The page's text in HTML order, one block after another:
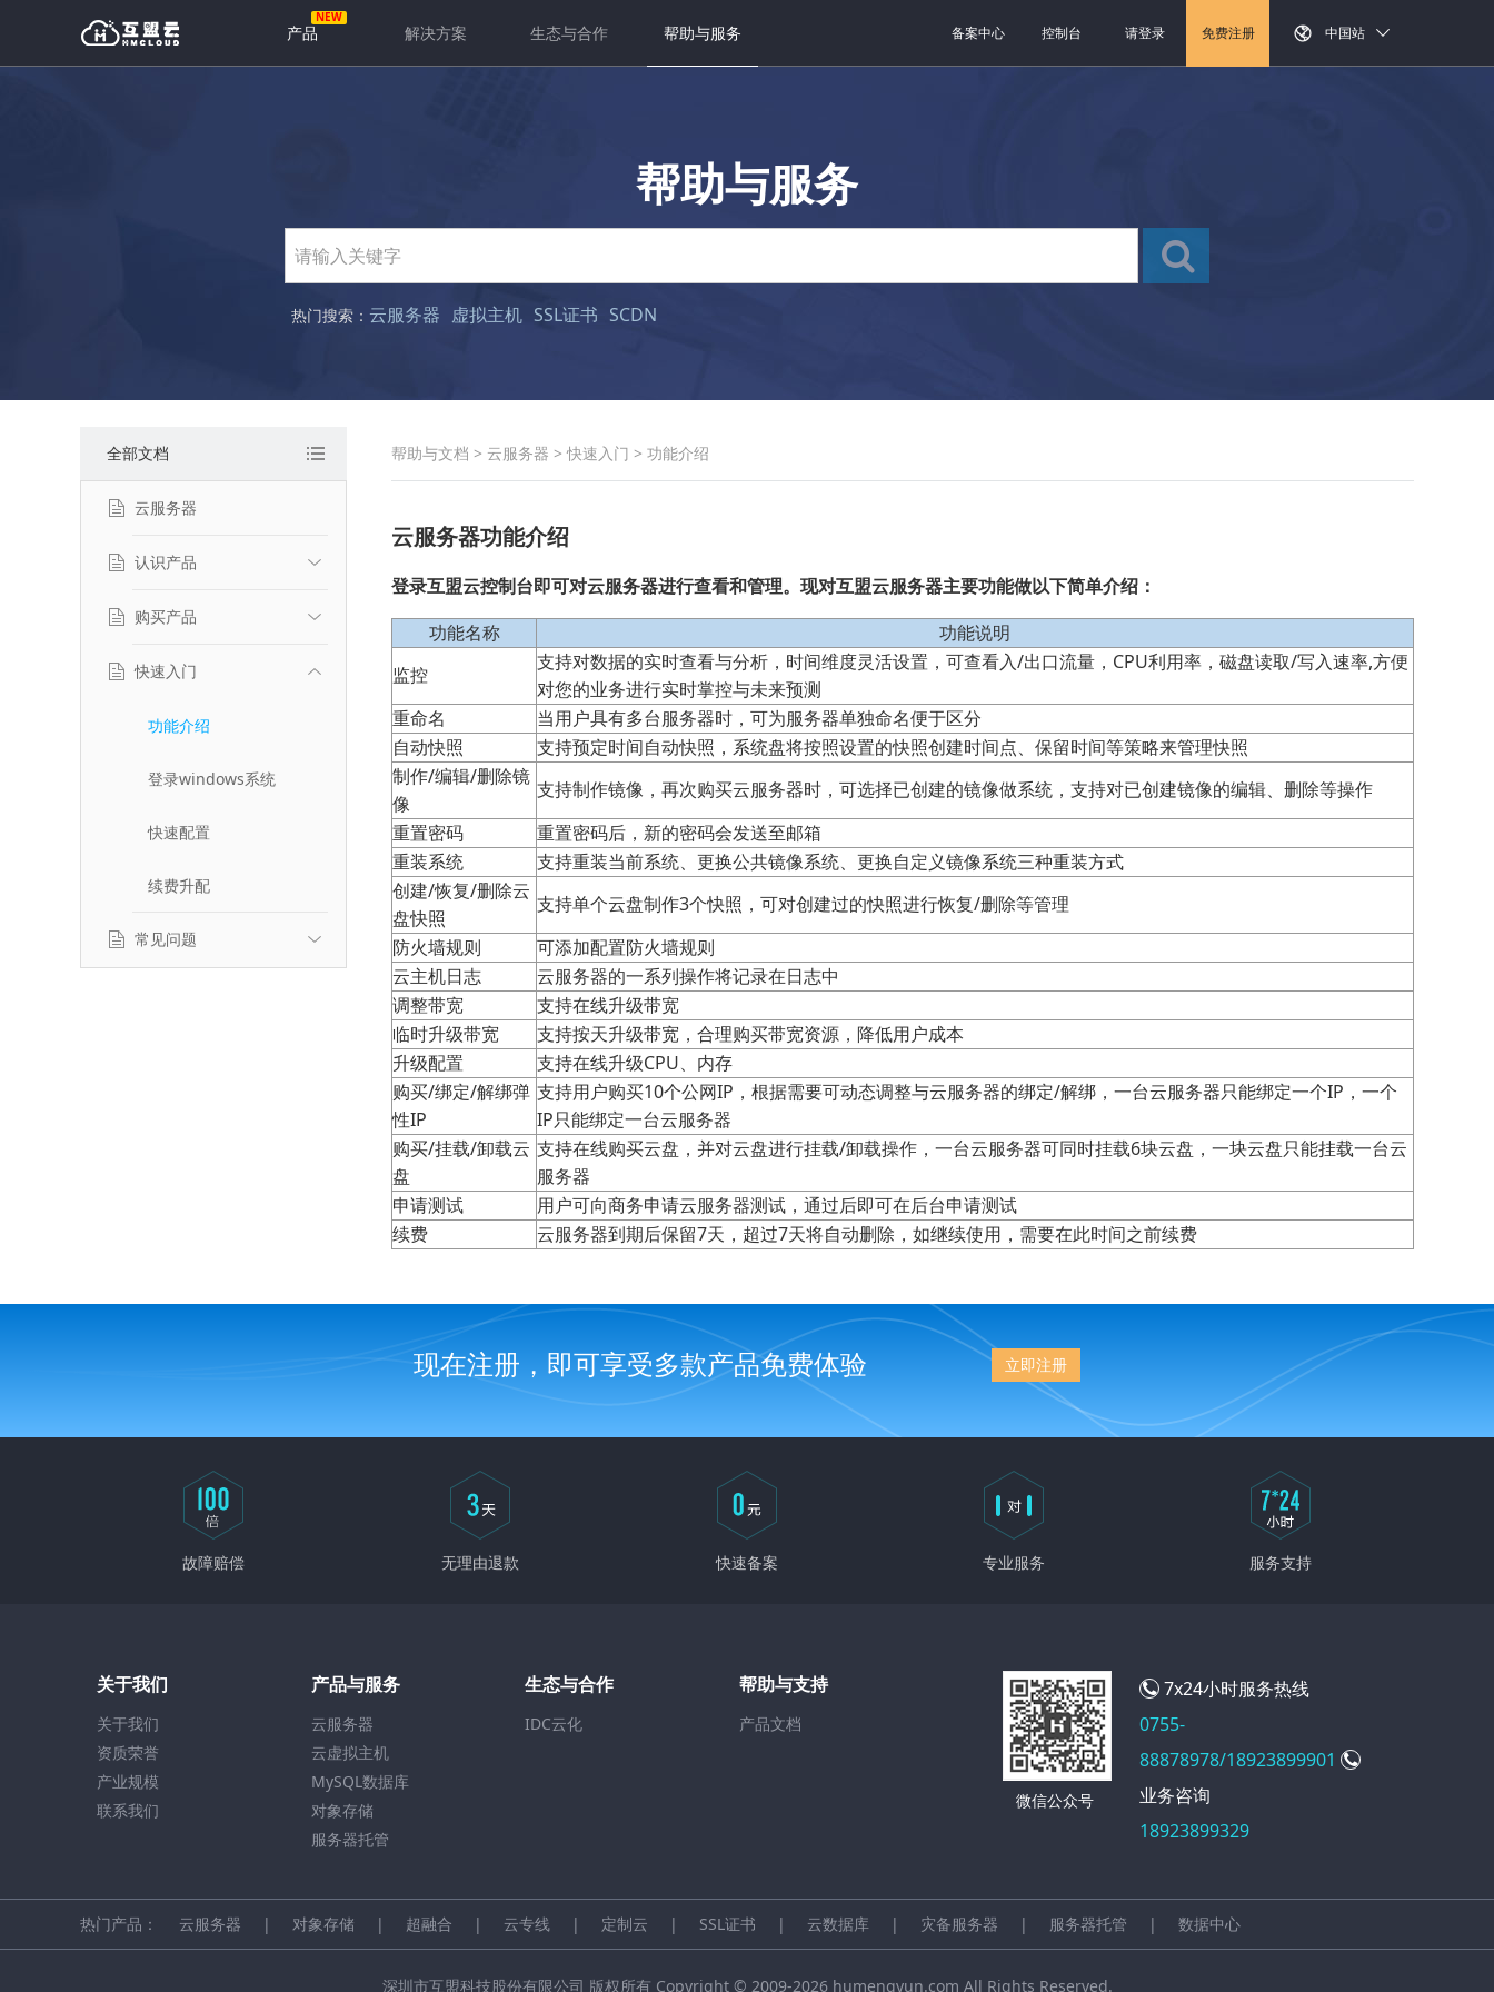
产品 解决方案 生态与合作 帮助与服务 中国站
备案中心 控制台 请登录 免费注册
帮助与服务
热门搜索： 云服务器 虚拟主机 SSL证书 SCDN
全部文档
云服务器
认识产品
产品简介
典型应用场景
产品特性
购买产品
计费标准
推荐选型
服务等级协议
快速入门
功能介绍
登录windows系统
快速配置
续费升配
常见问题
帮助与文档 > 云服务器 >快速入门 > 功能介绍
云服务器功能介绍
登录互盟云控制台即可对云服务器进行查看和管理。现对互盟云服务器主要功能做以下简单介绍：
功能名称
功能说明
监控
支持对数据的实时查看与分析，时间维度灵活设置，可查看入/出口流量，CPU利用率，磁盘读取/写入速率,方便
对您的业务进行实时掌控与未来预测
重命名
当用户具有多台服务器时，可为服务器单独命名便于区分
自动快照
支持预定时间自动快照，系统盘将按照设置的快照创建时间点、保留时间等策略来管理快照
制作/编辑/删除镜
像
支持制作镜像，再次购买云服务器时，可选择已创建的镜像做系统，支持对已创建镜像的编辑、删除等操作
重置密码
重置密码后，新的密码会发送至邮箱
重装系统
支持重装当前系统、更换公共镜像系统、更换自定义镜像系统三种重装方式
创建/恢复/删除云
盘快照
支持单个云盘制作3个快照，可对创建过的快照进行恢复/删除等管理
防火墙规则
可添加配置防火墙规则
云主机日志
云服务器的一系列操作将记录在日志中
调整带宽
支持在线升级带宽
临时升级带宽
支持按天升级带宽，合理购买带宽资源，降低用户成本
升级配置
支持在线升级CPU、内存
购买/绑定/解绑弹
性IP
支持用户购买10个公网IP，根据需要可动态调整与云服务器的绑定/解绑，一台云服务器只能绑定一个IP，一个
IP只能绑定一台云服务器
购买/挂载/卸载云
盘
支持在线购买云盘，并对云盘进行挂载/卸载操作，一台云服务器可同时挂载6块云盘，一块云盘只能挂载一台云
服务器
申请测试
用户可向商务申请云服务器测试，通过后即可在后台申请测试
续费
云服务器到期后保留7天，超过7天将自动删除，如继续使用，需要在此时间之前续费
现在注册，即可享受多款产品免费体验 立即注册
故障赔偿 无理由退款 快速备案 专业服务 服务支持
关于我们
关于我们
资质荣誉
产业规模
联系我们
产品与服务
云服务器
云虚拟主机
MySQL数据库
对象存储
服务器托管
生态与合作
IDC云化
帮助与支持
产品文档
微信公众号
7x24小时服务热线
0755-
88878978/18923899901
业务咨询
18923899329
热门产品： 云服务器 | 对象存储 | 超融合 | 云专线 | 定制云 | SSL证书 | 云数据库 | 灾备服务器 | 服务器托管 | 数据中心
深圳市互盟科技股份有限公司 版权所有 Copyright © 2009-2026 humengyun.com All Rights Reserved.